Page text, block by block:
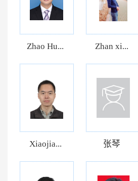
Zhao Hu... Zhan xi...
Xiaojia... 张琴